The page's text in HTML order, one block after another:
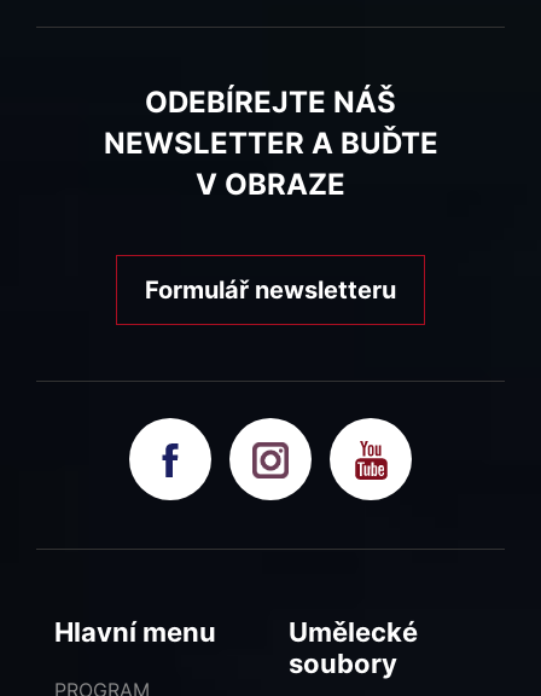
ODEBÍREJTE NÁŠ
NEWSLETTER A BUĎTE
V OBRAZE
Formulář newsletteru
Hlavní menu
PROGRAM
Umělecké
soubory